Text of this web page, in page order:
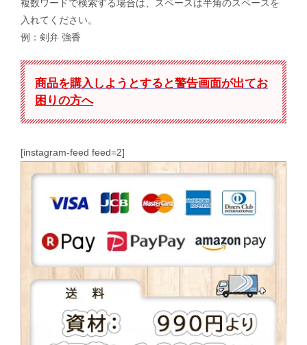
複数ワードで検索する場合は、スペースは半角のスペースを
入れてください。
例：剣弁 強香
商品を購入しようとすると警告画面が出てお
困りの方へ
[instagram-feed feed=2]